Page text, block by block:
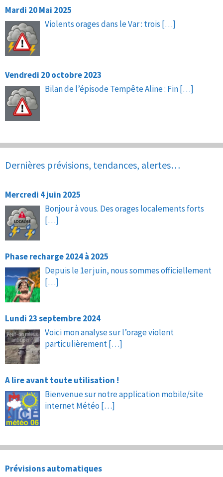
Mardi 20 Mai 2025
Violents orages dans le Var : trois […]
Vendredi 20 octobre 2023
Bilan de l’épisode Tempête Aline : Fin[…]
Dernières prévisions, tendances, alertes…
Mercredi 4 juin 2025
Bonjour à vous. Des orages localements forts
[…]
Phase recharge 2024 à 2025
Depuis le 1er juin, nous sommes officiellement
[…]
Lundi 23 septembre 2024
Voici mon analyse sur l’orage violent
particulièrement[…]
A lire avant toute utilisation !
Bienvenue sur notre application mobile/site
internet Météo […]
Prévisions automatiques